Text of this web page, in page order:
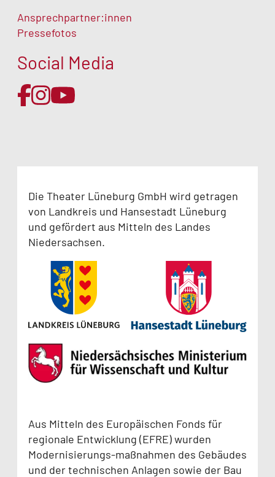
Ansprechpartner:innen
Pressefotos
Social Media
Die Theater Lüneburg GmbH wird getragen
von Landkreis und Hansestadt Lüneburg
und gefördert aus Mitteln des Landes
Niedersachsen.
Aus Mitteln des Europäischen Fonds für
regionale Entwicklung (EFRE) wurden
Modernisierungs-maßnahmen des Gebäudes
und der technischen Anlagen sowie der Bau